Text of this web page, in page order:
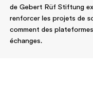
de Gebert Rüf Stiftung
renforcer les projets de
comment des
échanges.